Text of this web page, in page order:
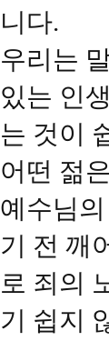
니다.
우리는
있는 인
는 것이
어떤 젊
예수님
기 전 깨
로 죄의
기 쉽지